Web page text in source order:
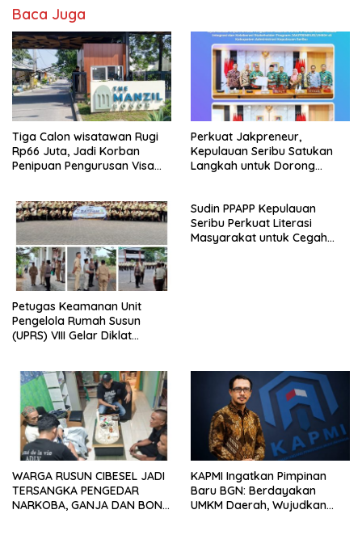
Baca Juga
Tiga Calon wisatawan Rugi
Rp66 Juta, Jadi Korban
Penipuan Pengurusan Visa
Perkuat Jakpreneur,
Kepulauan Seribu Satukan
Langkah untuk Dorong
Petugas Keamanan Unit
Pengelola Rumah Susun
(UPRS) VIII Gelar Diklat
Solusi dan Direktorat
Bhabinkamtibmas Polda
Metro Jaya*
Sudin PPAPP Kepulauan
Seribu Perkuat Literasi
Masyarakat untuk Cegah
WARGA RUSUN CIBESEL JADI
TERSANGKA PENGEDAR
NARKOBA, GANJA DAN BONG
KAPMI Ingatkan Pimpinan
Baru BGN: Berdayakan
UMKM Daerah, Wujudkan